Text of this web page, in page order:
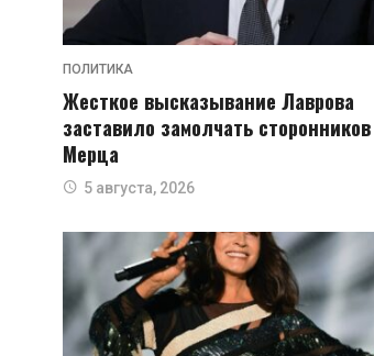
ПОЛИТИКА
Жесткое высказывание Лаврова
заставило замолчать сторонников
Мерца
5 августа, 2026